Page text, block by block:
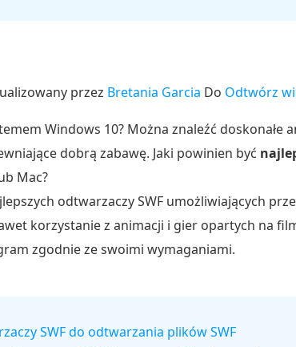
przez Bretania Garcia Do Odtwórz
Windows 10? Można znaleźć doskonałe
dobrą zabawę. Jaki powinien być
Mac?
odtwarzaczy SWF umożliwiających
korzystanie z animacji i gier opartych na
zgodnie ze swoimi wymaganiami.
SWF do odtwarzania plików SWF